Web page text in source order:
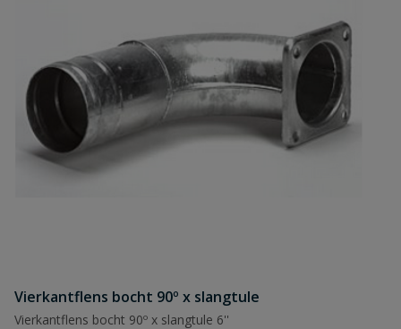
Vierkantflens bocht 90º x slangtule
Vierkantflens bocht 90º x slangtule 6''